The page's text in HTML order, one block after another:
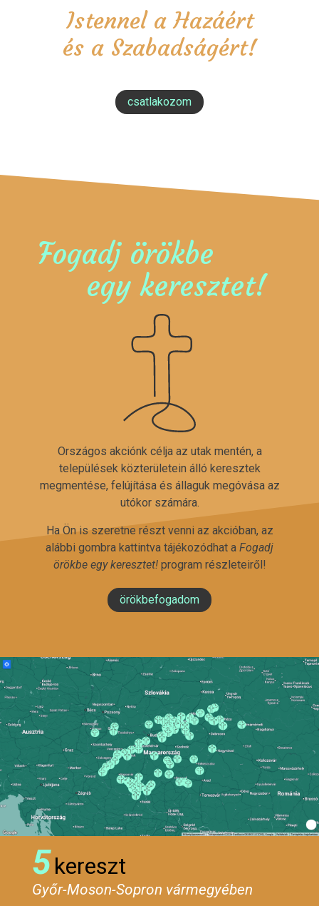
Istennel a Hazáért
és a Szabadságért!
csatlakozom
Fogadj örökbe
egy keresztet!
Országos akciónk célja az utak mentén, a
települések közterületein álló keresztek
megmentése, felújítása és állaguk megóvása az
utókor számára.
Ha Ön is szeretne részt venni az akcióban, az
alábbi gombra kattintva tájékozódhat a Fogadj
örökbe egy keresztet!program részleteiről!
örökbefogadom
5kereszt
Győr-Moson-Sopron vármegyében